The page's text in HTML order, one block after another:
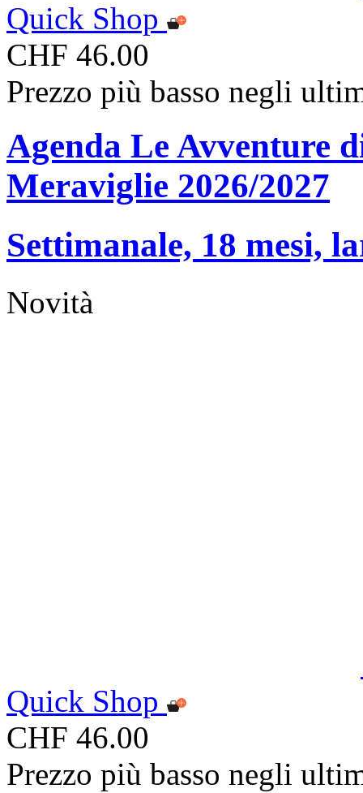
Quick Shop
CHF 46.00
Prezzo più basso negli
Agenda Le Avventure
Meraviglie 2026/2027
Settimanale, 18 mesi,
Novità
Quick Shop
CHF 46.00
Prezzo più basso negli